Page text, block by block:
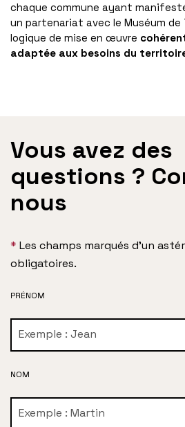
chaque commune ayant
un partenariat avec le Muséum de
logique de mise en œuvre
adaptée aux besoins du
Vous avez des
questions ?
nous
* Les champs marqués d’un
obligatoires.
PRÉNOM
NOM